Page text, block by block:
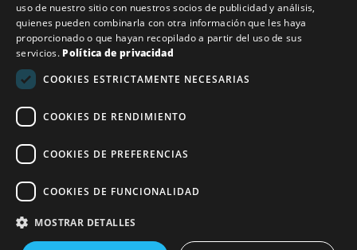
Resultados
Noticias
Aviso Legal
uso de nuestro sitio con nuestros socios de publicidad y análisis,
quienes pueden combinarla con otra información que les haya
proporcionado o que hayan recopilado a partir del uso de sus
servicios. Política de privacidad
COOKIES ESTRICTAMENTE NECESARIAS
COOKIES DE RENDIMIENTO
COOKIES DE PREFERENCIAS
COOKIES DE FUNCIONALIDAD
MOSTRAR DETALLES